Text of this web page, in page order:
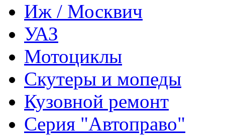
Иж / Москвич
УАЗ
Мотоциклы
Скутеры и мопеды
Кузовной ремонт
Серия "Автоправо"